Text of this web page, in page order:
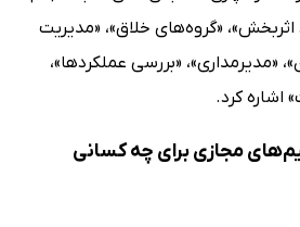
اثربخش»، «گروه‌های خلاق»، «مدیریت
«مدیرمداری»، «بررسی عملکردها»،
اشاره کرد.
مجازی برای چه کسانی